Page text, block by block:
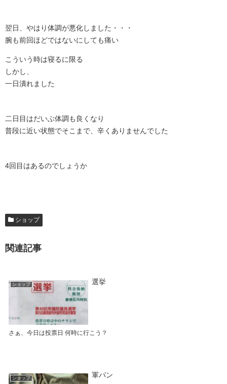
翌日、やはり体調が悪化しました・・・
腕も前回ほどではないにしても痛い
こういう時は寝るに限る
しかし、
一日潰れました
二日目はだいぶ体調も良くなり
普段に近い状態でそこまで、辛くありませんでした
4回目はあるのでしょうか
ショップ
関連記事
ショップ 選挙
さぁ、今日は投票日 何時に行こう？
ショップ 軍パン